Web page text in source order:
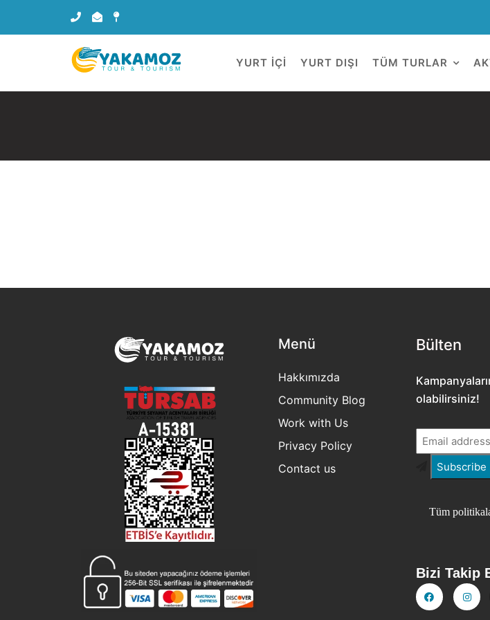
YURT İÇİ YURT DIŞI TÜM TURLAR
Menü
Hakkımızda
Community Blog
Work with Us
Privacy Policy
Contact us
Bülten​
olabilirsiniz!
Tüm
Bizi Takip